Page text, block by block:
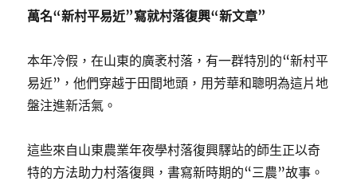
萬名“新村平易近”寫就村落復興“新文章”
本年冷假，在山東的廣袤村落，有一群特別的“新村平
易近”，他們穿越于田間地頭，用芳華和聰明為這片地
盤注進新活氣。
這些來自山東農業年夜學村落復興驛站的師生正以奇
特的方法助力村落復興，書寫新時期的“三農”故事。